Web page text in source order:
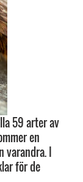
59 arter av
en
varandra. I
för de